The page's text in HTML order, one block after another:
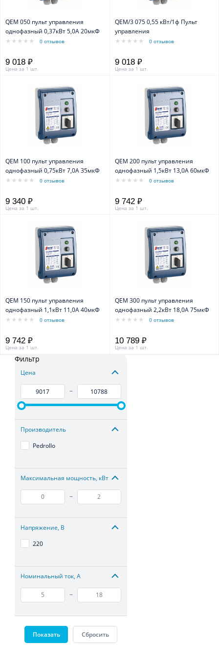
QEM 050 пульт управления
однофазный 0,37кВт 5,0А 20мкФ
0 отзывов
9 018 ₽
Цена за 1 шт.
QEM/3 075 0,55 кВт/1ф Пульт
управления
0 отзывов
9 018 ₽
Цена за 1 шт.
QEM 100 пульт управления
однофазный 0,75кВт 7,0А 35мкФ
0 отзывов
9 340 ₽
Цена за 1 шт.
QEM 200 пульт управления
однофазный 1,5кВт 13,0А 60мкФ
0 отзывов
9 742 ₽
Цена за 1 шт.
QEM 150 пульт управления
однофазный 1,1кВт 11,0А 40мкФ
0 отзывов
9 742 ₽
Цена за 1 шт.
QEM 300 пульт управления
однофазный 2,2кВт 18,0А 75мкФ
0 отзывов
10 789 ₽
Цена за 1 шт.
Фильтр
Цена
–
Производитель
Pedrollo
Максимальная мощность, кВт
–
Напряжение, В
220
Номинальный ток, А
–
Показать Сбросить